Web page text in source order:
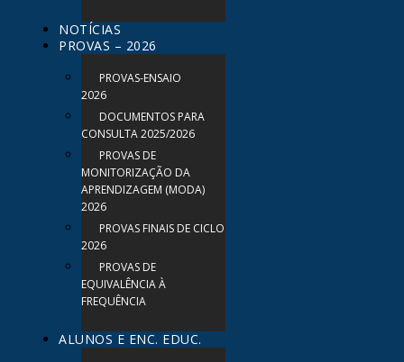
NOTÍCIAS
PROVAS – 2026
PROVAS-ENSAIO
2026
DOCUMENTOS PARA
CONSULTA 2025/2026
PROVAS DE
MONITORIZAÇÃO DA
APRENDIZAGEM (MODA)
2026
PROVAS FINAIS DE CICLO
2026
PROVAS DE
EQUIVALÊNCIA À
FREQUÊNCIA
ALUNOS E ENC. EDUC.